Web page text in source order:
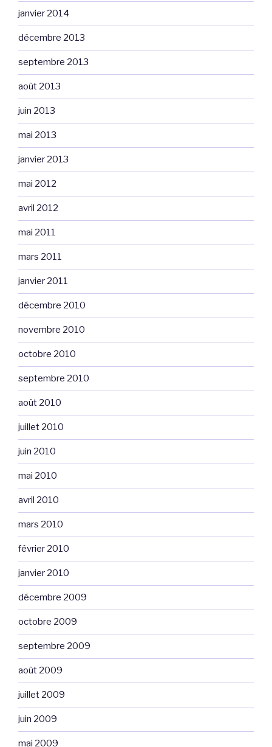
janvier 2014
décembre 2013
septembre 2013
août 2013
juin 2013
mai 2013
janvier 2013
mai 2012
avril 2012
mai 2011
mars 2011
janvier 2011
décembre 2010
novembre 2010
octobre 2010
septembre 2010
août 2010
juillet 2010
juin 2010
mai 2010
avril 2010
mars 2010
février 2010
janvier 2010
décembre 2009
octobre 2009
septembre 2009
août 2009
juillet 2009
juin 2009
mai 2009